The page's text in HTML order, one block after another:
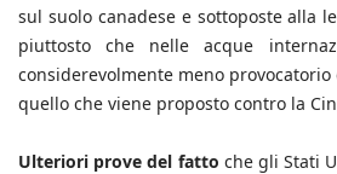
sul suolo canadese e sottoposte alla
piuttosto che nelle acque
considerevolmente meno
quello che viene proposto contro la
Ulteriori prove del fatto che gli Stati